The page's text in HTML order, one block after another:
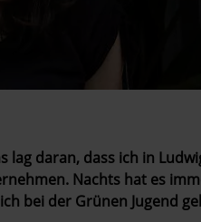
lag daran, dass ich in
Nachts hat es
bei der Grünen Jugend